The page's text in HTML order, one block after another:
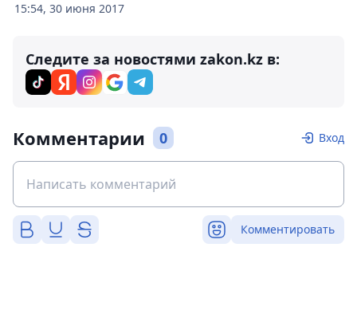
15:54, 30 июня 2017
Следите за новостями zakon.kz в:
Комментарии 0 Вход
Комментировать